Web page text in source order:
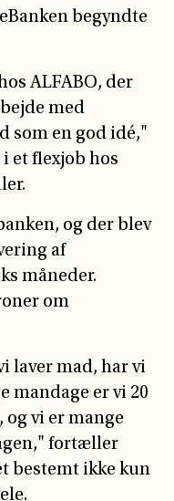
begyndte
ALFABO, der
med
som en god idé,"
et flexjob hos
og der blev
af
måneder.
om
laver mad, har vi
mandage er vi 20
og vi er mange
fortæller
bestemt ikke kun